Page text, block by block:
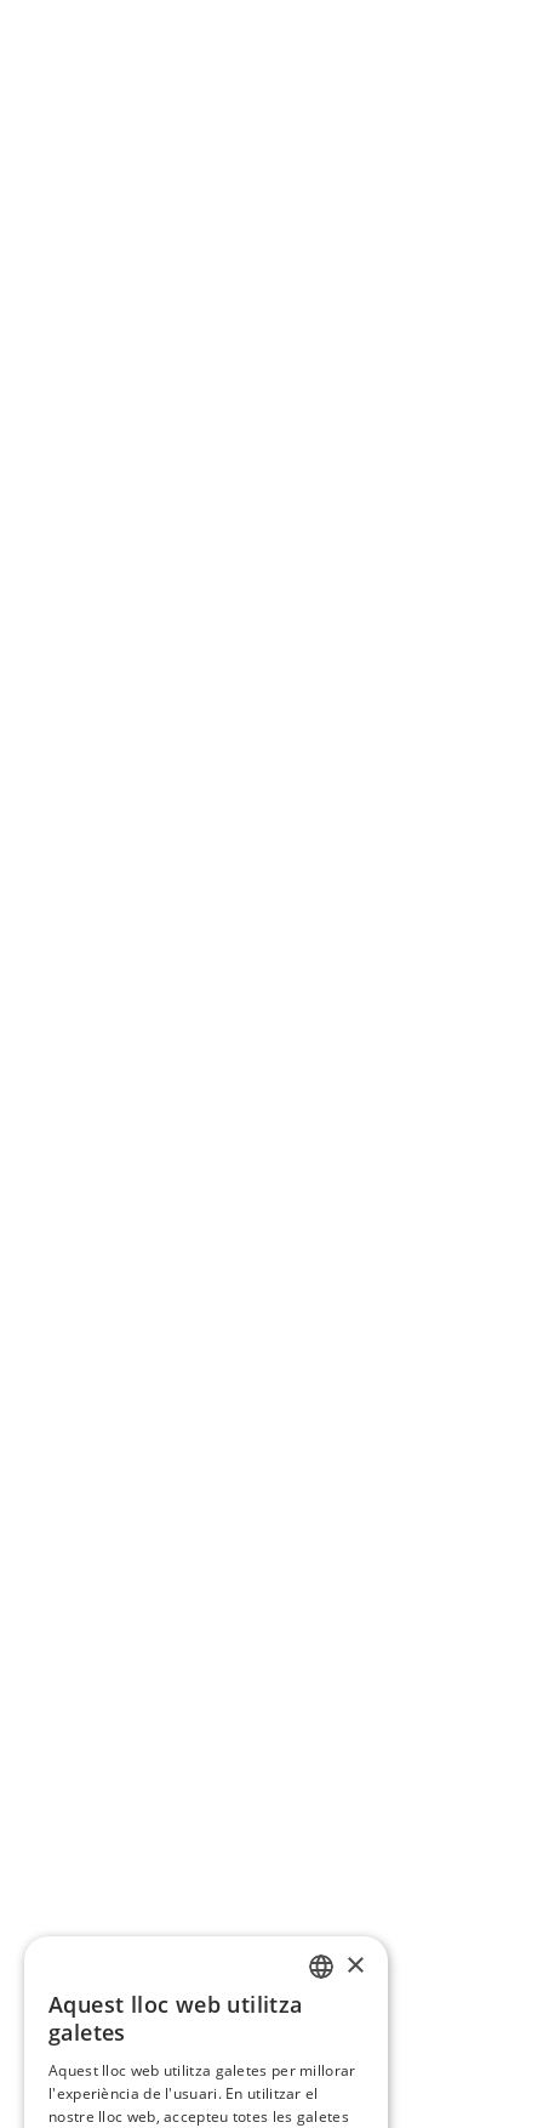
×
Aquest lloc web utilitza
galetes
Aquest lloc web utilitza galetes per millorar
l'experiència de l'usuari. En utilitzar el
nostre lloc web, accepteu totes les galetes